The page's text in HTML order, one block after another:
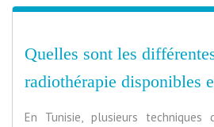
Quelles sont les
radiothérapie disponibles
En Tunisie, plusieurs techniques